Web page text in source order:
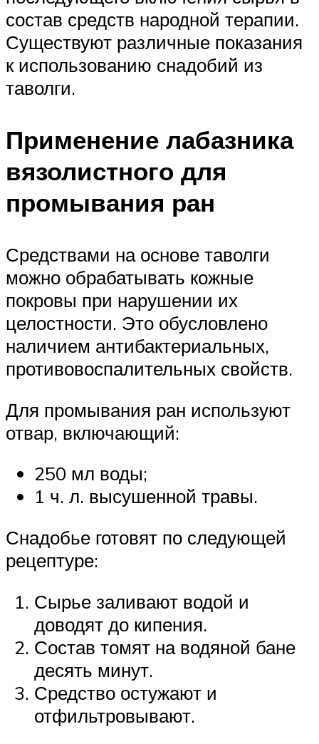
состав средств народной терапии.
Существуют различные показания
к использованию снадобий из
таволги.
Применение лабазника
вязолистного для
промывания ран
Средствами на основе таволги
можно обрабатывать кожные
покровы при нарушении их
целостности. Это обусловлено
наличием антибактериальных,
противовоспалительных свойств.
Для промывания ран используют
отвар, включающий:
250 мл воды;
1 ч. л. высушенной травы.
Снадобье готовят по следующей
рецептуре:
Сырье заливают водой и
доводят до кипения.
Состав томят на водяной бане
десять минут.
Средство остужают и
отфильтровывают.